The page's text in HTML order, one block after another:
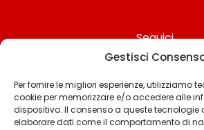
Gestisci
Per fornire le migliori esperienze, utilizziamo
cookie per memorizzare e/o accedere alle
dispositivo. Il consenso a queste tecnologie
elaborare dati come il comportamento di
Seguici
Chi siamo